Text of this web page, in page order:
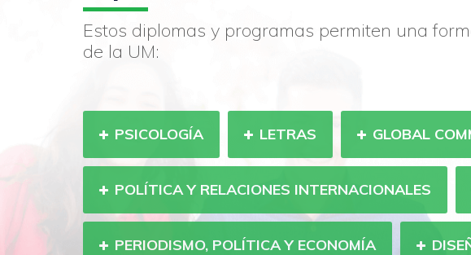
Estos diplomas y programas permiten una
de la UM:
PSICOLOGÍA LETRAS GLOBAL
POLÍTICA Y RELACIONES INTERNACIONALES
PERIODISMO, POLÍTICA Y ECONOMÍA